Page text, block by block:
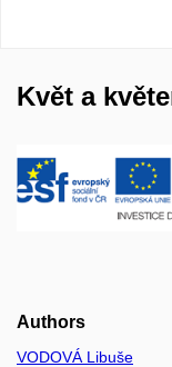
Květ a
Authors
VODOVÁ Libuše